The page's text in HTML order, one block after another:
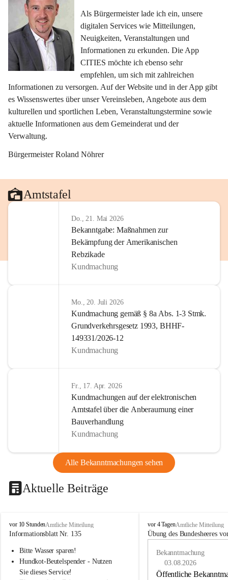
Als Bürgermeister lade ich ein, unsere
digitalen Services wie Mitteilungen,
Neuigkeiten, Veranstaltungen und
Informationen zu erkunden. Die App
CITIES möchte ich ebenso sehr
empfehlen, um sich mit zahlreichen
Informationen zu versorgen. Auf der Website und in der App gibt
es Wissenswertes über unser Vereinsleben, Angebote aus dem
kulturellen und sportlichen Leben, Veranstaltungstermine sowie
aktuelle Informationen aus dem Gemeinderat und der
Verwaltung.
Bürgermeister Roland Nöhrer
Amtstafel
Do., 21. Mai 2026
Bekanntgabe: Maßnahmen zur
Bekämpfung der Amerikanischen
Rebzikade
Kundmachung
Mo., 20. Juli 2026
Kundmachung gemäß § 8a Abs. 1-3 Stmk.
Grundverkehrsgesetz 1993, BHHF-
149331/2026-12
Kundmachung
Fr., 17. Apr. 2026
Kundmachungen auf der elektronischen
Amtstafel über die Anberaumung einer
Bauverhandlung
Kundmachung
Alle Bekanntmachungen sehen
Aktuelle Beiträge
B
u
h
vor 10 StundenAmtliche Mitteilung
Informationsblatt Nr. 135
Bitte Wasser sparen!
Hundkot-Beutelspender - Nutzen
Sie dieses Service!
B
u
vor 4 TagenAmtliche Mitteilung
Übung des Bundesheeres
Bekanntmachung
03.08.2026
Öffentliche